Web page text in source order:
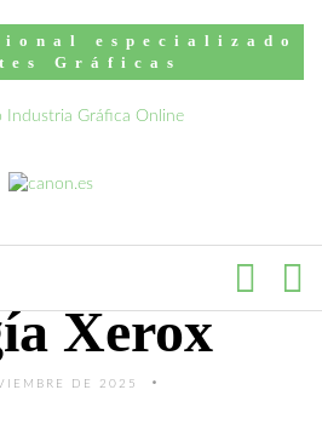
especializado
Gráficas
de
made in
en
Xerox
DE 2025